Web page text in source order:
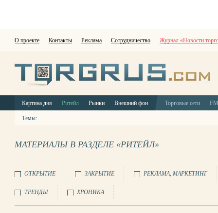
О проекте Контакты Реклама Сотрудничество Журнал «Новости
Картина дня Ритейл Рынки Внешний фон Торговые сети
Темы:
МАТЕРИАЛЫ В РАЗДЕЛЕ «РИТЕЙЛ»
ОТКРЫТИЕ ЗАКРЫТИЕ РЕКЛАМА, МАРКЕТИНГ
ТРЕНДЫ ХРОНИКА